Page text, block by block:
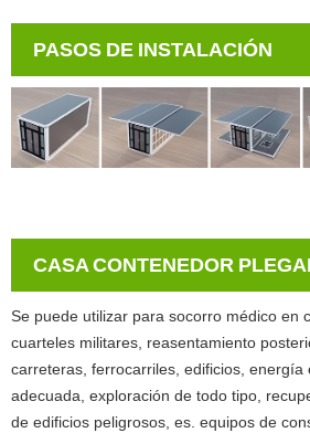
PASOS DE INSTALACIÓN
CASA CONTENEDOR
Se puede utilizar para socorro médico en
cuarteles militares, reasentamiento
carreteras, ferrocarriles, edificios, energía
adecuada, exploración de todo tipo,
de edificios peligrosos, es. equipos de